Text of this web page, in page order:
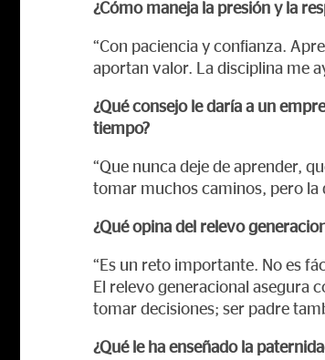
¿Cómo maneja la presión y la
“Con paciencia y confianza.
aportan valor. La disciplina me
¿Qué consejo le daría a un
tiempo?
“Que nunca deje de aprender,
tomar muchos caminos, pero la
¿Qué opina del relevo
“Es un reto importante. No es
El relevo generacional asegura
tomar decisiones; ser padre
¿Qué le ha enseñado la